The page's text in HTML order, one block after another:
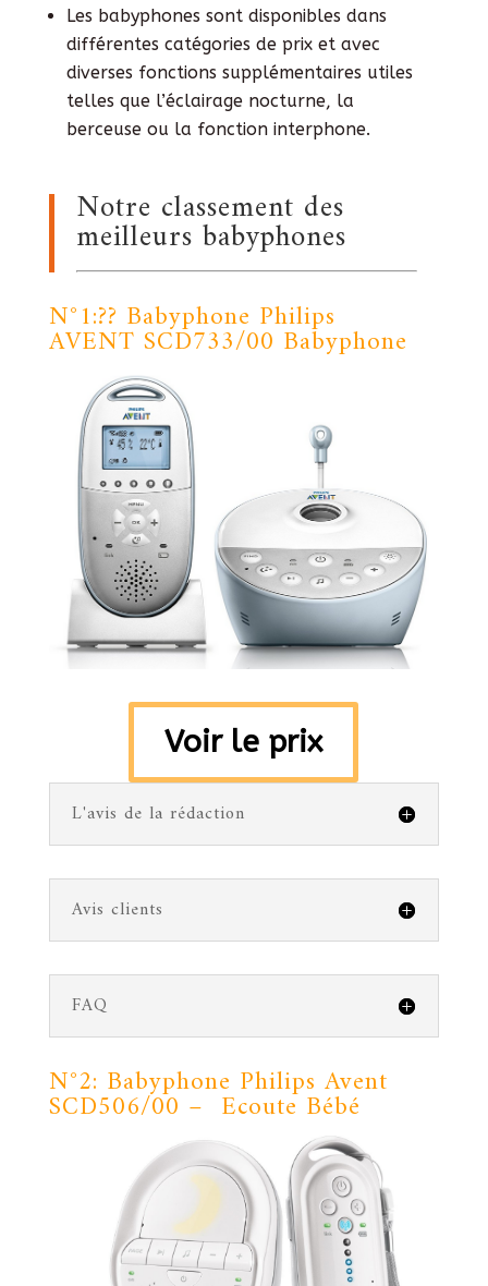
Les babyphones sont disponibles dans
différentes catégories de prix et avec
diverses fonctions supplémentaires utiles
telles que l’éclairage nocturne, la
berceuse ou la fonction interphone.
Notre classement des
meilleurs babyphones
N°1:?? Babyphone Philips
AVENT SCD733/00 Babyphone
Voir le prix
L'avis de la rédaction
Avis clients
FAQ
N°2: Babyphone Philips Avent
SCD506/00 – Ecoute Bébé